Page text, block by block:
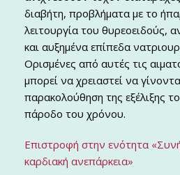
διαβήτη, προβλήματα με το
λειτουργία του θυρεοειδούς,
και αυξημένα επίπεδα
Ορισμένες από αυτές τις
μπορεί να χρειαστεί να
παρακολούθηση της εξέλιξης
πάροδο του χρόνου.
Επιστροφή στην ενότητα
καρδιακή ανεπάρκεια»